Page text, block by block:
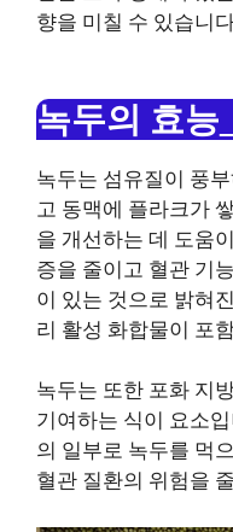
향을 미칠 수 있습니
녹두의 효능
녹두는 섬유질이 풍
고 동맥에 플라크가
을 개선하는 데 도움
증을 줄이고 혈관 기
이 있는 것으로 밝혀
리 활성 화합물이 포
녹두는 또한 포화 지
기여하는 식이 요소
의 일부로 녹두를 먹
혈관 질환의 위험을